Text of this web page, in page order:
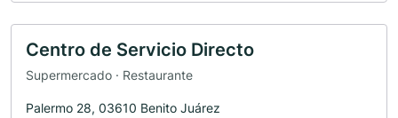
Centro de Servicio Directo
Supermercado · Restaurante
Palermo 28, 03610 Benito Juárez